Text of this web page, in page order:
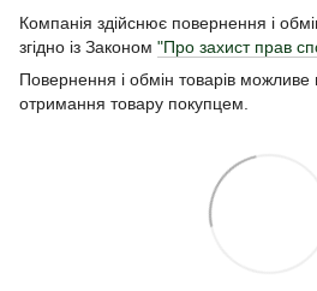
Компанія здійснює повернення і
згідно із Законом "Про захист прав
Повернення і обмін товарів можливе
отримання товару покупцем.